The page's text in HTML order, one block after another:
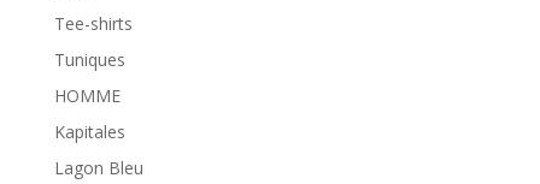
Tee-shirts
Tuniques
HOMME
Kapitales
Lagon Bleu